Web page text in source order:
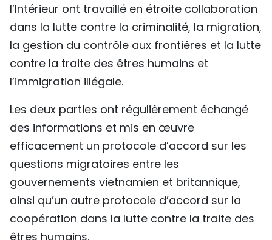
l’Intérieur ont travaillé en étroite collaboration
dans la lutte contre la criminalité, la migration,
la gestion du contrôle aux frontières et la lutte
contre la traite des êtres humains et
l’immigration illégale.
Les deux parties ont régulièrement échangé
des informations et mis en œuvre
efficacement un protocole d’accord sur les
questions migratoires entre les
gouvernements vietnamien et britannique,
ainsi qu’un autre protocole d’accord sur la
coopération dans la lutte contre la traite des
êtres humains.